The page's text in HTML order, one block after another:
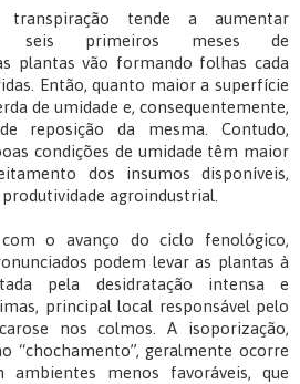
transpiração tende a aumentar
seis primeiros meses de
plantas vão formando folhas cada
Então, quanto maior a superfície
de umidade e, consequentemente,
reposição da mesma. Contudo,
condições de umidade têm maior
dos insumos disponíveis,
agroindustrial.
o avanço do ciclo fenológico,
podem levar as plantas à
pela desidratação intensa e
principal local responsável pelo
nos colmos. A isoporização,
“chochamento”, geralmente ocorre
ambientes menos favoráveis, que